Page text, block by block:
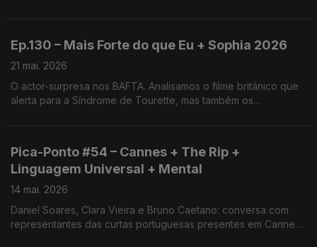
Ep.130 – Mais Forte do que Eu + Sophia 2026
21 mai. 2026
O actor-surpresa nos BAFTA. Analisamos o filme britânico que
alerta para a Síndrome de Tourette, mas também os
Pica-Ponto #54 – Cannes + The Rip +
Linguagem Universal + Mental
14 mai. 2026
Daniel Soares, Clara Vieira e Bruno Caetano: conversa com
representantes das curtas portuguesas presentes em Cannes.